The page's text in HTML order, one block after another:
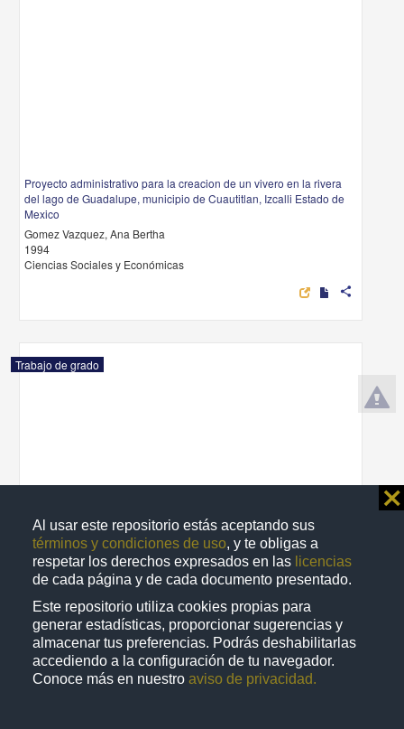
Al usar este repositorio estás aceptando sus
términos y condiciones de uso, y te obligas a
respetar los derechos expresados en las licencias
de cada página y de cada documento presentado.
Este repositorio utiliza cookies propias para
generar estadísticas, proporcionar sugerencias y
almacenar tus preferencias. Podrás deshabilitarlas
accediendo a la configuración de tu navegador.
Conoce más en nuestro aviso de privacidad.
⨯
Proyecto administrativo para la creacion de un vivero en la rivera
del lago de Guadalupe, municipio de Cuautitlan, Izcalli Estado de
Mexico
Gomez Vazquez, Ana Bertha
1994
Ciencias Sociales y Económicas
share
Trabajo de grado
El contralor en la policia bancaria
Castillo Romero, Juan José
1993
Ciencias Sociales y Económicas